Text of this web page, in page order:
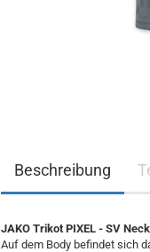
Beschreibung
JAKO Trikot PIXEL - SV
Auf dem Body befindet sich